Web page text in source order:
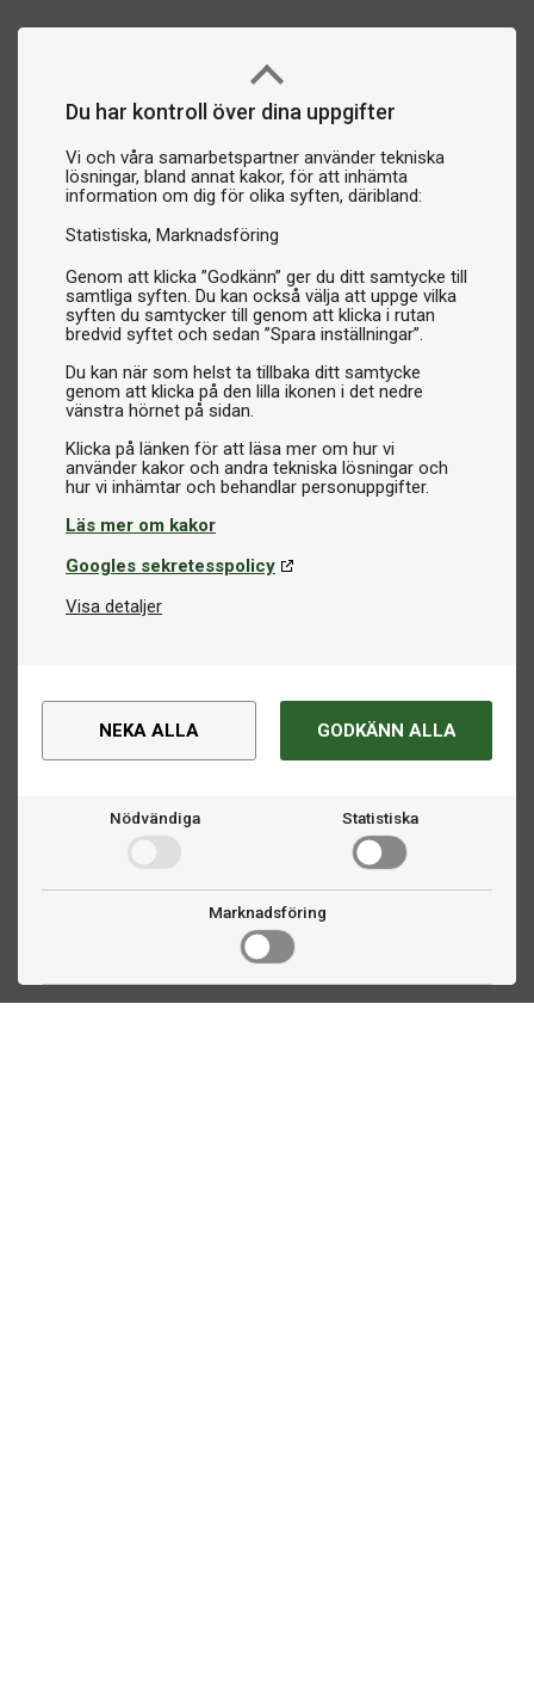
Du har kontroll över dina uppgifter
Vi och våra samarbetspartner använder tekniska
lösningar, bland annat kakor, för att inhämta
information om dig för olika syften, däribland:
Statistiska Marknadsföring
Genom att klicka ”Godkänn” ger du ditt samtycke till
samtliga syften. Du kan också välja att uppge vilka
syften du samtycker till genom att klicka i rutan
bredvid syftet och sedan ”Spara inställningar”.
Du kan när som helst ta tillbaka ditt samtycke
genom att klicka på den lilla ikonen i det nedre
vänstra hörnet på sidan.
Klicka på länken för att läsa mer om hur vi
använder kakor och andra tekniska lösningar och
Läs mer om kakor
Googles sekretesspolicy
Visa detaljer
NEKA ALLA GODKÄNN ALLA
Nödvändiga Statistiska
Marknadsföring
hjälper dig att hålla fokus och undvika svett i ögonen.
Kombinera stil och funktion
Alla våra pingistextilier är noggrant utvalda för att ge dig
hög kvalitet och optimal prestanda. Med material som
andas, flexibla passformer och slitstark design är våra
produkter perfekta för både träning och tävling.
Pingistextilier från ledande varumärken
Vi erbjuder textilier och accessoarer från de mest
respekterade märkena inom bordtennis, så att du kan spela
Hitta rätt textilier för ditt spel
Utforska vårt sortiment av pingistextilier och hitta allt du
behöver för att lyfta din spelupplevelse – från topp till tå!
prestera på topp, både på träning och tävling.